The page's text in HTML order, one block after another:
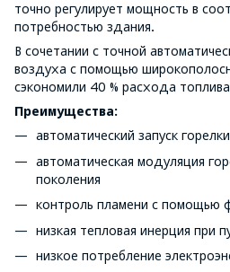
точно регулирует мощность в
потребностью здания.
В сочетании с точной
воздуха с помощью
сэкономили 40 % расхода
Преимущества:
автоматический запуск горелки
автоматическая модуляция
поколения
контроль пламени с помощью
низкая тепловая инерция при
низкое потребление